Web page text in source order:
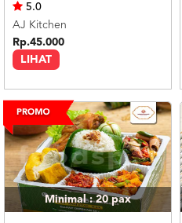
LIHAT
5.0
AJ Kitchen
Rp.45.000
Minimal : 20pax